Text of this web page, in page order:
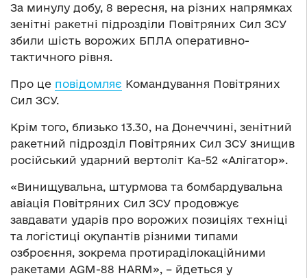
За минулу добу, 8 вересня, на різних напрямках
зенітні ракетні підрозділи Повітряних Сил ЗСУ
збили шість ворожих БПЛА оперативно-
тактичного рівня.
Про це повідомляє Командування Повітряних
Сил ЗСУ.
Крім того, близько 13.30, на Донеччині, зенітний
ракетний підрозділ Повітряних Сил ЗСУ знищив
російський ударний вертоліт Ка-52 «Алігатор».
«Винищувальна, штурмова та бомбардувальна
авіація Повітряних Сил ЗСУ продовжує
завдавати ударів про ворожих позиціях техніці
та логістиці окупантів різними типами
озброєння, зокрема протираділокаційними
ракетами AGM-88 HARM», – йдеться у